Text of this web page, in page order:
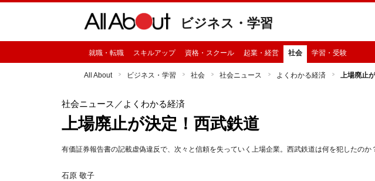
ビジネス・学習
就職・転職 スキルアップ 資格・スクール 起業・経営 社会 学習・受験
All About ビジネス・学習 社会 社会ニュース よくわかる経済 上場廃止
社会ニュース ／よくわかる経済
上場廃止が決定！西武鉄道
有価証券報告書の記載虚偽違反で、次々と信頼を失っていく上場企業。西武鉄道は何を犯したのか
石原 敬子